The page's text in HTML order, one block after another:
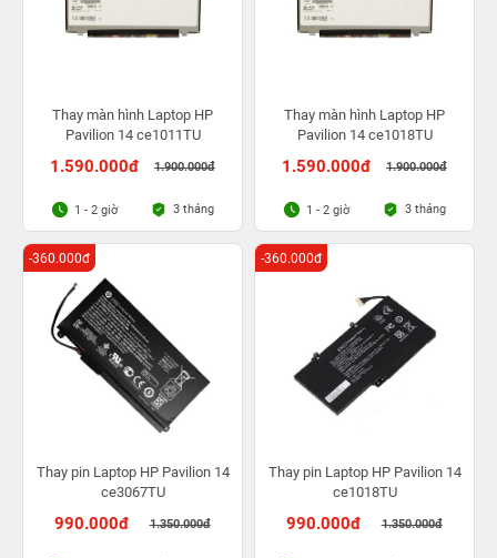
Thay màn hình Laptop HP
Pavilion 14 ce1011TU
1.590.000đ 1.900.000đ
1 - 2 giờ 3 tháng
Thay màn hình Laptop HP
Pavilion 14 ce1018TU
1.590.000đ 1.900.000đ
1 - 2 giờ 3 tháng
Thay pin Laptop HP Pavilion 14
ce3067TU
990.000đ 1.350.000đ
-360.000đ
Thay pin Laptop HP Pavilion 14
ce1018TU
990.000đ 1.350.000đ
-360.000đ